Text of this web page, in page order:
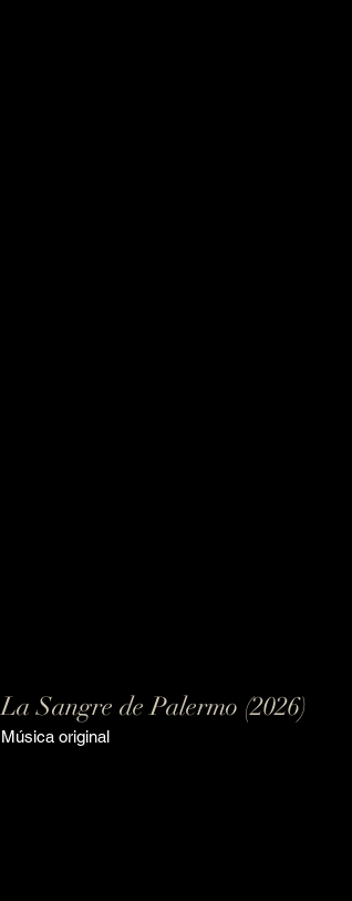
La Sangre de Palermo (2026)
Música original